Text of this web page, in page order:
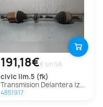
191,18€€ sin IVA
civic lim.5 (fk)
Transmision Delantera Izquierda Para Honda Civic Lim.5
4851917